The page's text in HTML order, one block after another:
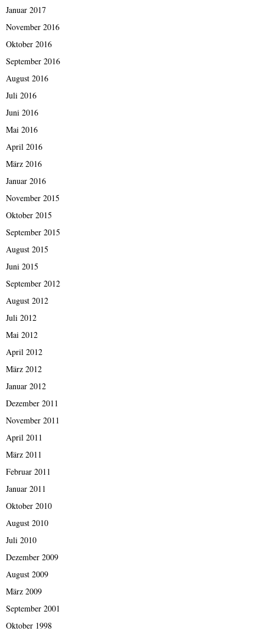
Januar 2017
November 2016
Oktober 2016
September 2016
August 2016
Juli 2016
Juni 2016
Mai 2016
April 2016
März 2016
Januar 2016
November 2015
Oktober 2015
September 2015
August 2015
Juni 2015
September 2012
August 2012
Juli 2012
Mai 2012
April 2012
März 2012
Januar 2012
Dezember 2011
November 2011
April 2011
März 2011
Februar 2011
Januar 2011
Oktober 2010
August 2010
Juli 2010
Dezember 2009
August 2009
März 2009
September 2001
Oktober 1998